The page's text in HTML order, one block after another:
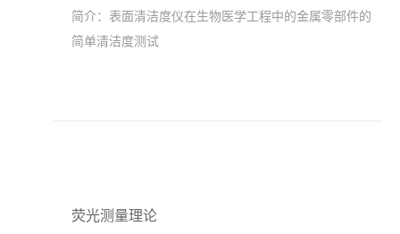
简介： 表面清洁度仪在生物医学工程中的金属零部件的
简单清洁度测试
荧光测量理论